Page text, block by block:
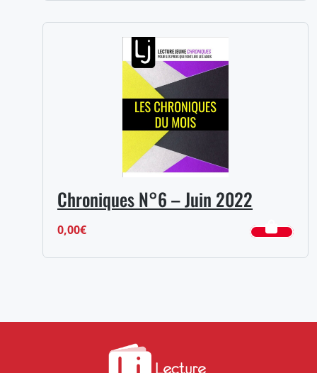
Chroniques N°6 – Juin 2022
0,00€